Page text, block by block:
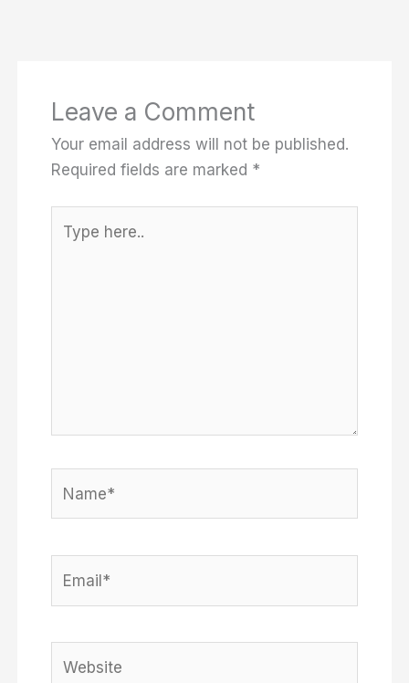
Leave a Comment
Your email address will not be published.
Required fields are marked *
here..